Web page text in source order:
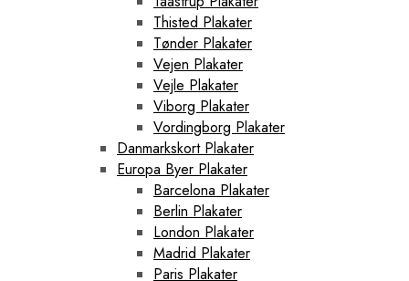
Thisted Plakater
Tønder Plakater
Vejen Plakater
Vejle Plakater
Viborg Plakater
Vordingborg Plakater
Danmarkskort Plakater
Europa Byer Plakater
Barcelona Plakater
Berlin Plakater
London Plakater
Madrid Plakater
Paris Plakater